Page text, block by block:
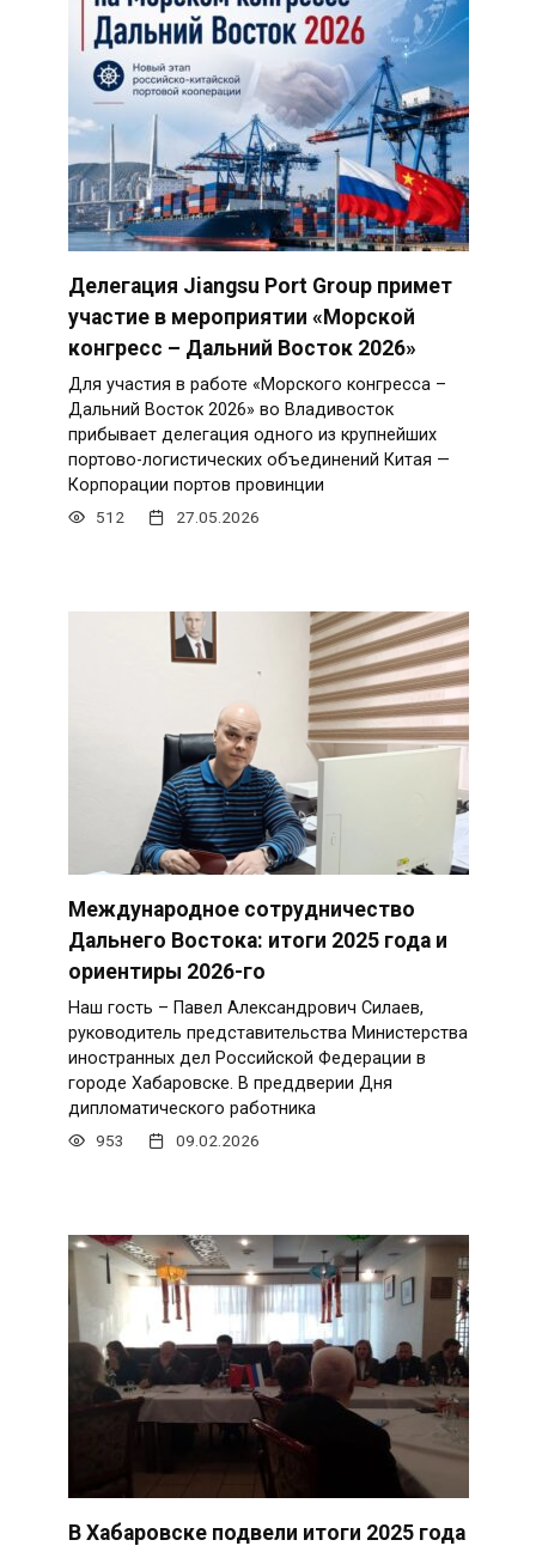
Делегация Jiangsu Port Group примет
участие в мероприятии «Морской
конгресс – Дальний Восток 2026»
Для участия в работе «Морского конгресса –
Дальний Восток 2026» во Владивосток
прибывает делегация одного из крупнейших
портово-логистических объединений Китая —
Корпорации портов провинции
512 27.05.2026
Международное сотрудничество
Дальнего Востока: итоги 2025 года и
ориентиры 2026-го
Наш гость – Павел Александрович Силаев,
руководитель представительства Министерства
иностранных дел Российской Федерации в
городе Хабаровске. В преддверии Дня
дипломатического работника
953 09.02.2026
В Хабаровске подвели итоги 2025 года